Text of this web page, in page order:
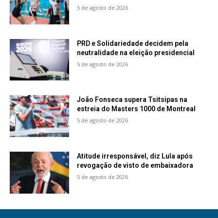
5 de agosto de 2026
PRD e Solidariedade decidem pela
neutralidade na eleição presidencial
5 de agosto de 2026
João Fonseca supera Tsitsipas na
estreia do Masters 1000 de Montreal
5 de agosto de 2026
Atitude irresponsável, diz Lula após
revogação de visto de embaixadora
5 de agosto de 2026